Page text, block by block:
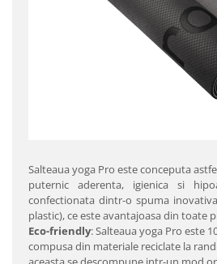
Salteaua yoga Pro este conceputa
puternic aderenta, igienica si
confectionata dintr-o spuma
plastic), ce este avantajoasa din toate
Eco-friendly: Salteaua yoga Pro este
compusa din materiale reciclate la